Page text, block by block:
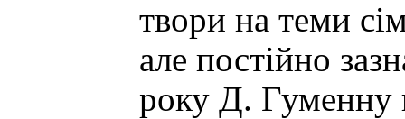
твори на теми
але постійно
року Д. Гуменну